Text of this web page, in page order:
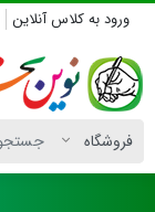
ورود به کلاس آنلاین